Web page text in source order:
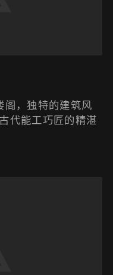
阁，独特的建筑风
代能工巧匠的精湛